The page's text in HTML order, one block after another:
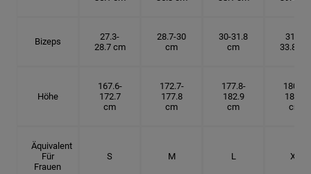
Bizeps
27.3-
28.7 cm
28.7-30
cm
30-31.8
cm
31.8-
33.8 cm
Höhe
167.6-
172.7
cm
172.7-
177.8
cm
177.8-
182.9
cm
180.3-
185.5
cm
Äquivalent
Für
Frauen
S M L XL